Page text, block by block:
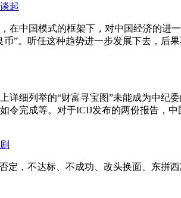
起
在中国模式的框架下，对中国经济的进
”。听任这种趋势进一步发展下去，后果
详细列举的“财富寻宝图”未能成为中纪
令完成等。对于ICIJ发布的两份报告，中
定，不达标、不成功、改头换面、东拼